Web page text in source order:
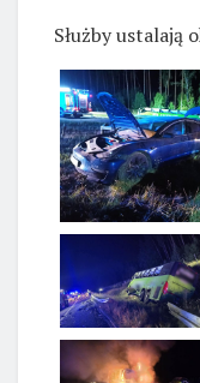
Służby ustalają